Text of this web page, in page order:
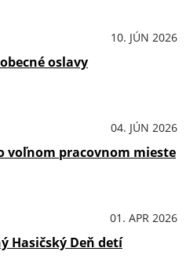
10. JÚN 2026
oslavy
04. JÚN 2026
voľnom pracovnom mieste
01. APR 2026
Hasičský Deň detí